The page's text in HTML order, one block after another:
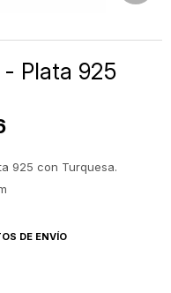
Plata 925
925 con Turquesa.
DE ENVÍO